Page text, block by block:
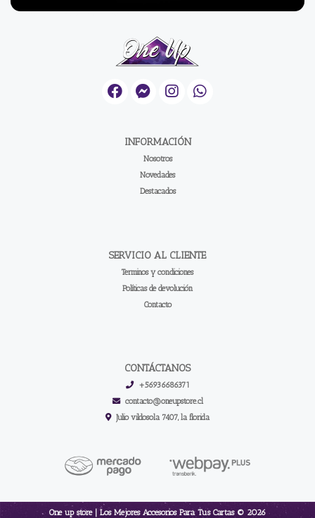
INFORMACIÓN
Nosotros
Novedades
Destacados
SERVICIO AL CLIENTE
Terminos y condiciones
Políticas de devolución
Contacto
CONTÁCTANOS
+56936686371
contacto@oneupstore.cl
Julio vildosola 7407, la florida
One up store | Los Mejores Accesorios Para Tus Cartas © 2026